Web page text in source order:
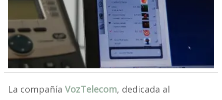
La compañía VozTelecom, dedicada al